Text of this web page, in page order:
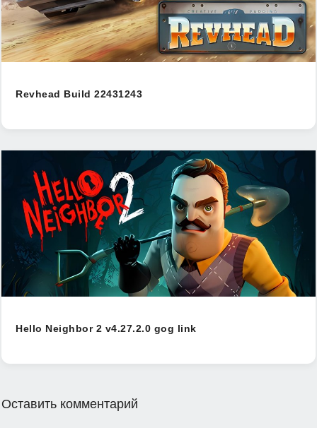
Revhead Build 22431243
Hello Neighbor 2 v4.27.2.0 gog link
Оставить комментарий